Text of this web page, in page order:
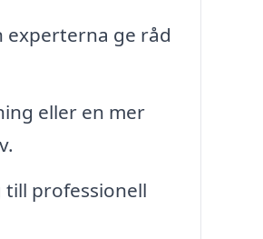
experterna ge råd
eller en mer
professionell